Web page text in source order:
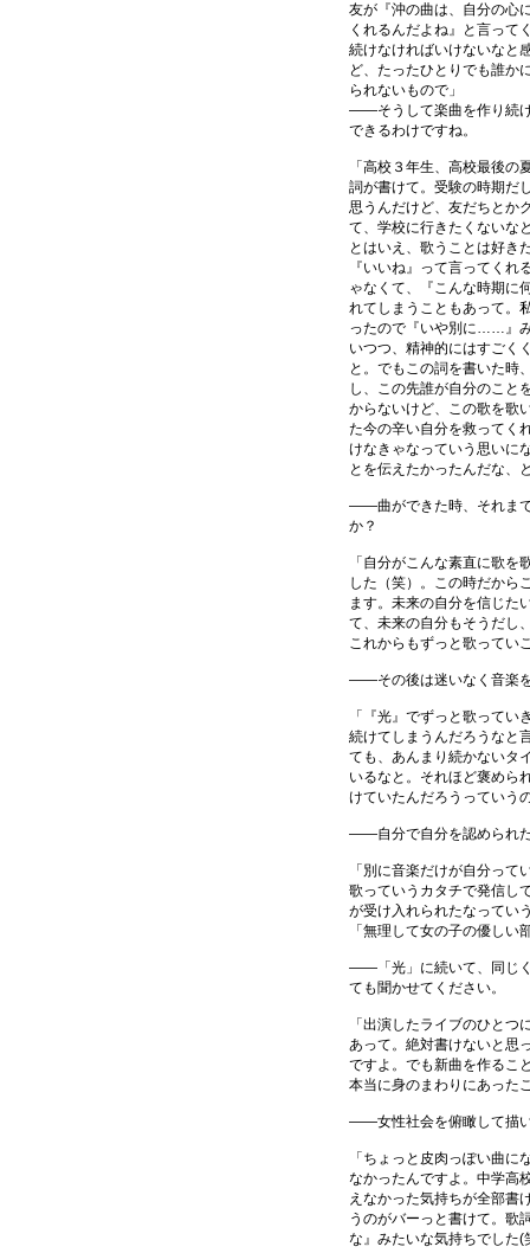
友が『沖の曲は、自分の心
くれるんだよね』と言って
続けなければいけないなと
ど、たったひとりでも誰か
られないもので」
――そうして楽曲を作り続
できるわけですね。
「高校３年生、高校最後
詞が書けて。受験の時期だ
思うんだけど、友だちとか
て、学校に行きたくないな
とはいえ、歌うことは好き
『いいね』って言ってく
ゃなくて、『こんな時期に
れてしまうこともあって。
ったので『いや別に……』
いつつ、精神的にはすご
と。でもこの詞を書いた時
し、この先誰が自分のこと
からないけど、この歌を歌
た今の辛い自分を救ってく
けなきゃなっていう思いに
とを伝えたかったんだな、
――曲ができた時、それま
か？
「自分がこんな素直に歌
した（笑）。この時だから
ます。未来の自分を信じた
て、未来の自分もそうだし
これからもずっと歌ってい
――その後は迷いなく音楽
「『光』でずっと歌って
続けてしまうんだろうなと
ても、あんまり続かないタ
いるなと。それほど褒めら
けていたんだろうっていう
――自分で自分を認められ
「別に音楽だけが自分っ
歌っていうカタチで発信し
が受け入れられたなってい
「無理して女の子の優し
――「光」に続いて、同じ
ても聞かせてください。
「出演したライブのひと
あって。絶対書けないと思
ですよ。でも新曲を作るこ
本当に身のまわりにあった
――女性社会を俯瞰して描
「ちょっと皮肉っぽい曲
なかったんですよ。中学高
えなかった気持ちが全部書
うのがバーっと書けて。歌
な』みたいな気持ちでした(